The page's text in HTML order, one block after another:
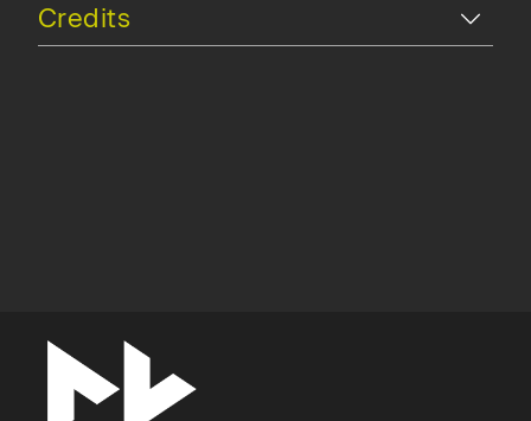
Hide
Credits